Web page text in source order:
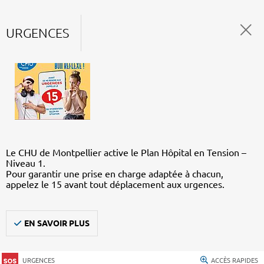
URGENCES
Le CHU de Montpellier active le Plan Hôpital en Tension –
Niveau 1.
Pour garantir une prise en charge adaptée à chacun,
appelez le 15 avant tout déplacement aux urgences.
EN SAVOIR PLUS
URGENCES ACCÈS RAPIDES